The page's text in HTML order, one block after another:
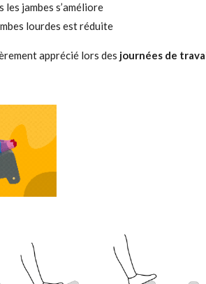
jambes s’améliore
lourdes est réduite
apprécié lors des journées de